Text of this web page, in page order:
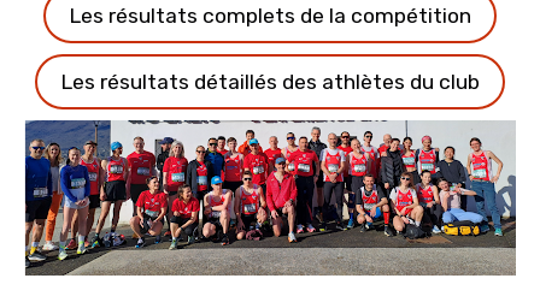
Les résultats complets de la compétition
Les résultats détaillés des athlètes du club